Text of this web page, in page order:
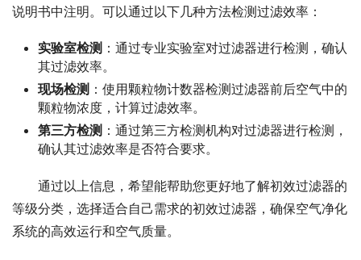
说明书中注明。可以通过以下几种方法检测过滤效率：
实验室检测 ：通过专业实验室对过滤器进行检测，确认
其过滤效率。
现场检测 ：使用颗粒物计数器检测过滤器前后空气中的
颗粒物浓度，计算过滤效率。
第三方检测 ：通过第三方检测机构对过滤器进行检测，
确认其过滤效率是否符合要求。
通过以上信息，希望能帮助您更好地了解初效过滤器的
等级分类，选择适合自己需求的初效过滤器，确保空气净化
系统的高效运行和空气质量。